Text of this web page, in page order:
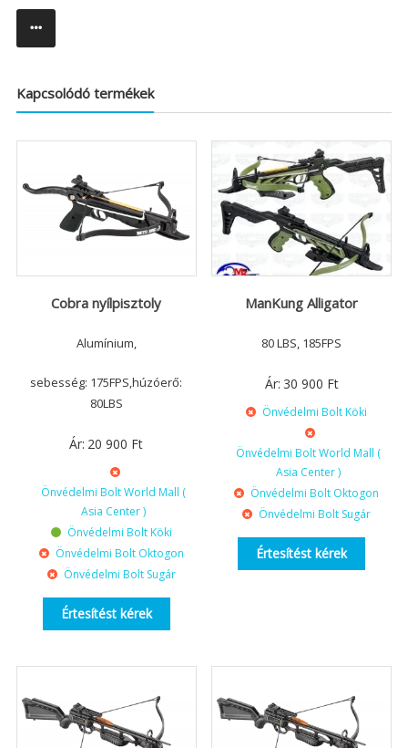
Kapcsolódó termékek
Cobra nyílpisztoly
Alumínium,
sebesség: 175FPS,húzóerő:
80LBS
Ár: 20 900 Ft
Önvédelmi Bolt World Mall (
Asia Center )
Önvédelmi Bolt Köki
Önvédelmi Bolt Oktogon
Önvédelmi Bolt Sugár
Értesítést kérek
ManKung Alligator
80 LBS, 185FPS
Ár: 30 900 Ft
Önvédelmi Bolt Köki
Önvédelmi Bolt World Mall (
Asia Center )
Önvédelmi Bolt Oktogon
Önvédelmi Bolt Sugár
Értesítést kérek